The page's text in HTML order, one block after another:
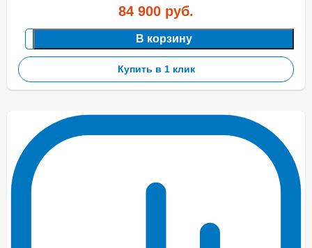
84 900 руб.
В корзину
Купить в 1 клик